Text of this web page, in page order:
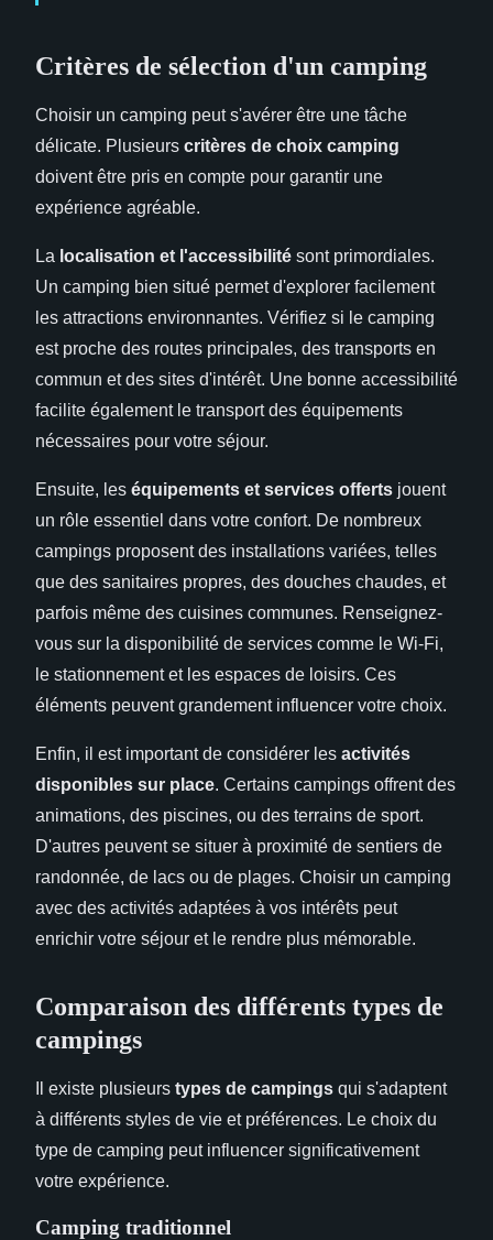
Critères de sélection d'un camping
Choisir un camping peut s'avérer être une tâche
délicate. Plusieurs critères de choix camping
doivent être pris en compte pour garantir une
expérience agréable.
La localisation et l'accessibilité sont primordiales.
Un camping bien situé permet d'explorer facilement
les attractions environnantes. Vérifiez si le camping
est proche des routes principales, des transports en
commun et des sites d'intérêt. Une bonne accessibilité
facilite également le transport des équipements
nécessaires pour votre séjour.
Ensuite, les équipements et services offerts jouent
un rôle essentiel dans votre confort. De nombreux
campings proposent des installations variées, telles
que des sanitaires propres, des douches chaudes, et
parfois même des cuisines communes. Renseignez-
vous sur la disponibilité de services comme le Wi-Fi,
le stationnement et les espaces de loisirs. Ces
éléments peuvent grandement influencer votre choix.
Enfin, il est important de considérer les activités
disponibles sur place. Certains campings offrent des
animations, des piscines, ou des terrains de sport.
D'autres peuvent se situer à proximité de sentiers de
randonnée, de lacs ou de plages. Choisir un camping
avec des activités adaptées à vos intérêts peut
enrichir votre séjour et le rendre plus mémorable.
Comparaison des différents types de
campings
Il existe plusieurs types de campings qui s'adaptent
à différents styles de vie et préférences. Le choix du
type de camping peut influencer significativement
votre expérience.
Camping traditionnel